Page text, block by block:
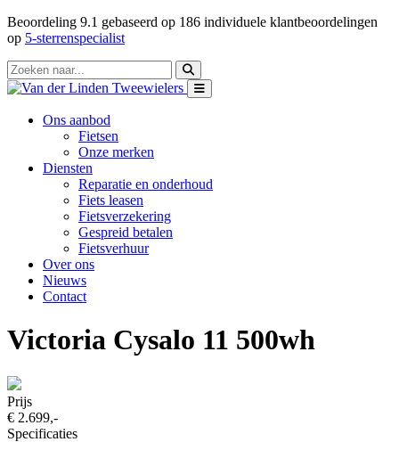
Beoordeling 9.1 gebaseerd op 186 individuele klantbeoordelingen
op 5-sterrenspecialist
Ons aanbod
Fietsen
Onze merken
Diensten
Reparatie en onderhoud
Fiets leasen
Fietsverzekering
Gespreid betalen
Fietsverhuur
Over ons
Nieuws
Contact
Victoria Cysalo 11 500wh
Prijs
€ 2.699,-
Specificaties